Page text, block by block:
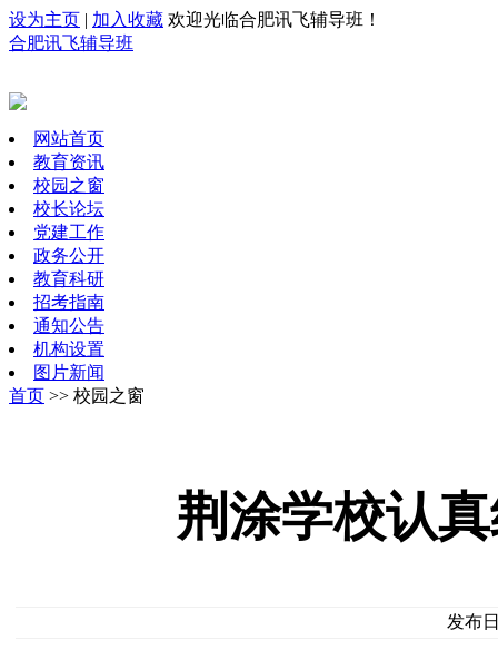
设为主页 | 加入收藏 欢迎光临合肥讯飞辅导班！
合肥讯飞辅导班
网站首页
教育资讯
校园之窗
校长论坛
党建工作
政务公开
教育科研
招考指南
通知公告
机构设置
图片新闻
首页 >> 校园之窗
荆涂学校认
发布